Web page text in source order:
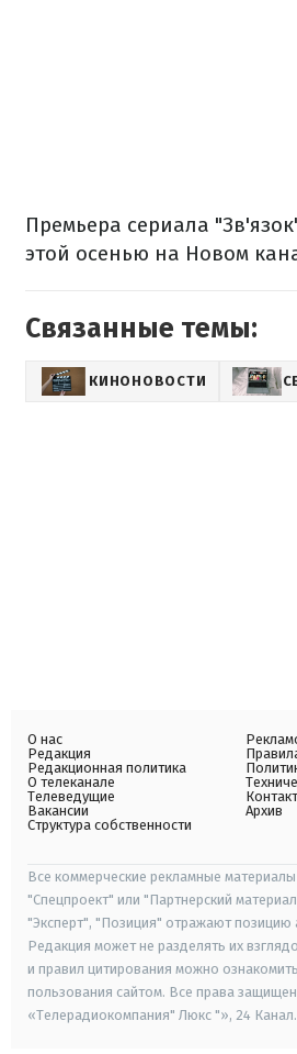
Премьера сериала
этой осенью на Новом
Связанные темы:
КИНОНОВОСТИ
О нас
Редакция
Редакционная политика
О телеканале
Телеведущие
Вакансии
Структура собственности
Архив
Все коммерческие рекламные
"Спецпроект" или "Партнерский
"Эксперт", "Позиция" отражают позицию
Редакция может не разделять их
и правил цитирования можно
пользования сайтом. Все права
«Телерадиокомпания" Люкс "», 24 Канал.